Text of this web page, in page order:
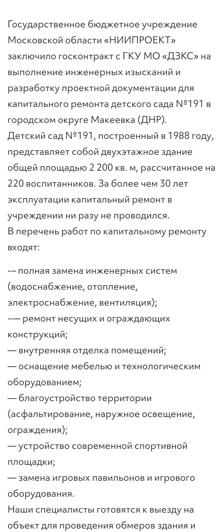
Государственное бюджетное учреждение
Московской области «НИИПРОЕКТ»
заключило госконтракт с ГКУ МО «ДЗКС» на
выполнение инженерных изысканий и
разработку проектной документации для
капитального ремонта детского сада №191 в
городском округе Макеевка (ДНР).
Детский сад №191, построенный в 1988 году,
представляет собой двухэтажное здание
общей площадью 2 200 кв. м, рассчитанное на
220 воспитанников. За более чем 30 лет
эксплуатации капитальный ремонт в
учреждении ни разу не проводился.
В перечень работ по капитальному ремонту
входят:
-– полная замена инженерных систем
(водоснабжение, отопление,
электроснабжение, вентиляция);
-— ремонт несущих и ограждающих
конструкций;
— внутренняя отделка помещений;
— оснащение мебелью и технологическим
оборудованием;
— благоустройство территории
(асфальтирование, наружное освещение,
ограждения);
— устройство современной спортивной
площадки;
— замена игровых павильонов и игрового
оборудования.
Наши специалисты готовятся к выезду на
объект для проведения обмеров здания и